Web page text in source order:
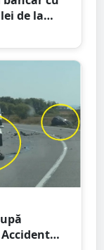
de la